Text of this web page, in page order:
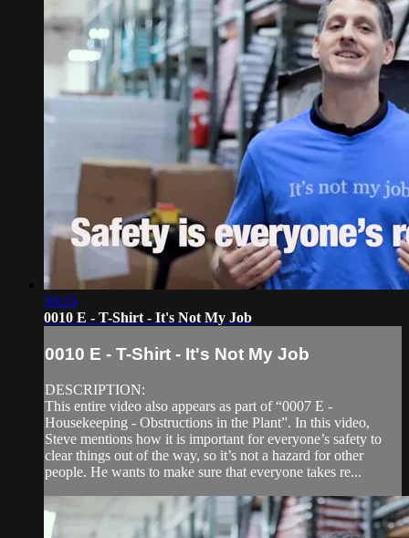
00:35
0010 E - T-Shirt - It's Not My Job
0010 E - T-Shirt - It's Not My Job
DESCRIPTION:
This entire video also appears as part of “0007 E -
Housekeeping - Obstructions in the Plant”. In this video,
Steve mentions how it is important for everyone’s safety to
clear things out of the way, so it’s not a hazard for other
people. He wants to make sure that everyone takes re...